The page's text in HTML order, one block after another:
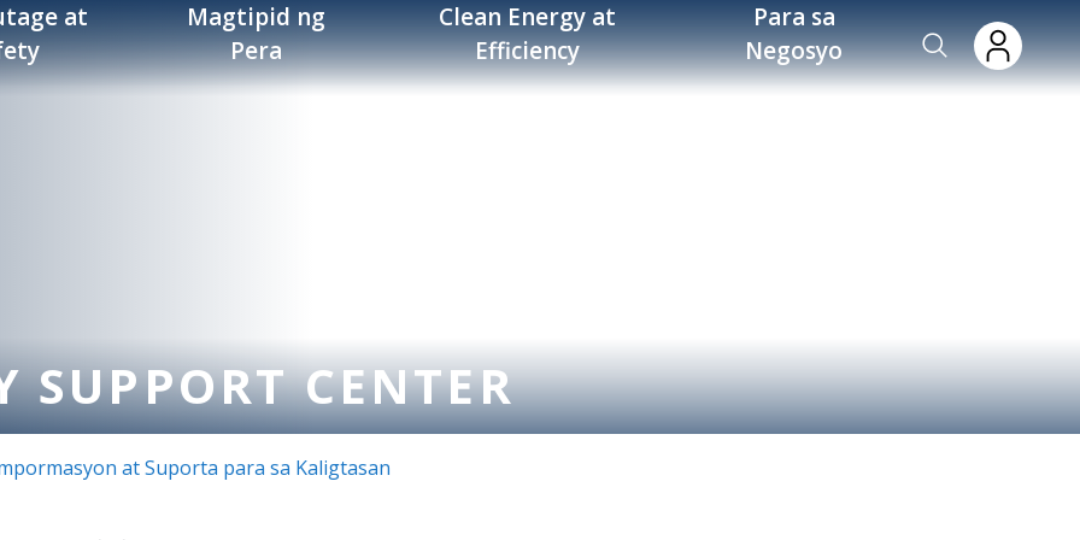
at
Magtipid ng
Pera
Clean Energy at
Efficiency
Para sa
Negosyo
SUPPORT CENTER
at Suporta para sa Kaligtasan